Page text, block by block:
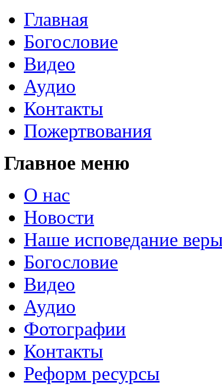
Главная
Богословие
Видео
Аудио
Контакты
Пожертвования
Главное меню
О нас
Новости
Наше исповедание
Богословие
Видео
Аудио
Фотографии
Контакты
Реформ ресурсы